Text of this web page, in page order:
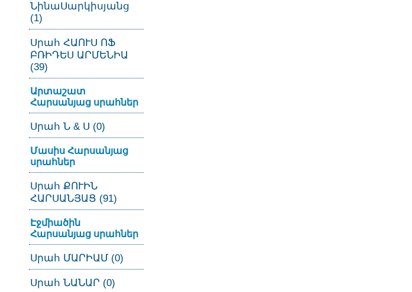
ՆինաՍարկիսյանց
(1)
Սրահ ՀԱՈՒՍ ՈՖ
ԲՌԻԴԵՍ ԱՐՄԵՆԻԱ
(39)
Արտաշատ
Հարսանյաց սրահներ
Սրահ Ն & Ս (0)
Մասիս Հարսանյաց
սրահներ
Սրահ ՔՈՒԻՆ
ՀԱՐՍԱՆՅԱՑ (91)
Էջմիածին
Հարսանյաց սրահներ
Սրահ ՄԱՐԻԱՄ (0)
Սրահ ՆԱՆԱՐ (0)